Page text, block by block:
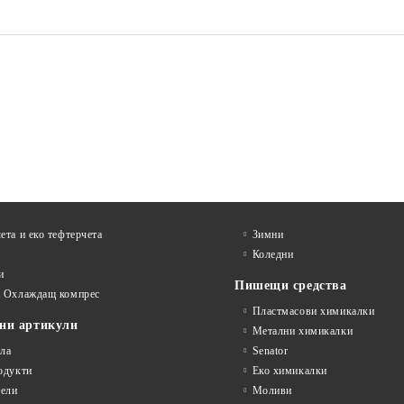
и еко тефтeрчета
Охлаждащ компрес
артикули
Зимни
Коледни
Пишещи средства
Пластмасови химикалки
Метални химикалки
Senator
Еко химикалки
Моливи